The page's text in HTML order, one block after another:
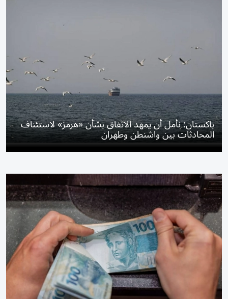
باكستان: نأمل أن يمهد الاتفاق بشأن «هرمز» لاستئناف
المحادثات بين واشنطن وطهران